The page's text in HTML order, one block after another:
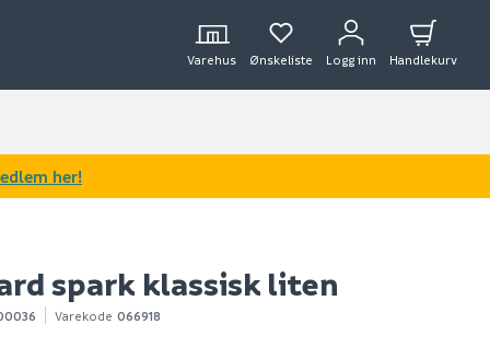
Varehus Ønskeliste Logg inn Handlekurv
spark klassisk liten
Varekode 066918
her!